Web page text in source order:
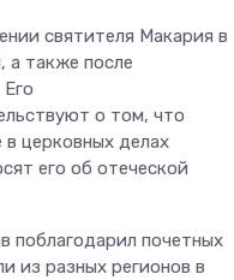
святителя Макария в
а также после
о том, что
церковных делах
его об отеческой
поблагодарил почетных
из разных регионов в